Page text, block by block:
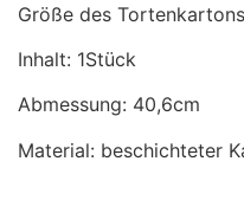
Größe des
Inhalt: 1Stück
Abmessung: 40,6cm
Material: beschichteter